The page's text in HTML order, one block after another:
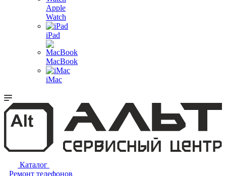
Apple
Watch
iPad
MacBook
iMac
Каталог
Ремонт телефонов